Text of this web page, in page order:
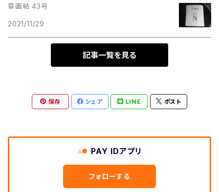
草画帖 43号
2021/11/29
記事一覧を見る
保存 シェア LINE ポスト
PAY IDアプリ
フォローする